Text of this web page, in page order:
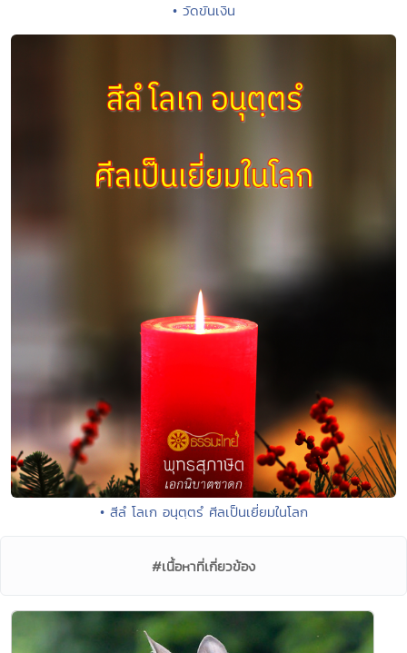
• วัดขันเงิน
• สีลํ โลเก อนุตฺตรํ ศีลเป็นเยี่ยมในโลก
#เนื้อหาที่เกี่ยวข้อง